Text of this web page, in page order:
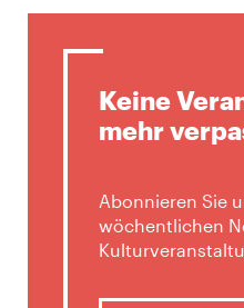
Keine
mehr
Abonnieren Sie
wöchentlichen